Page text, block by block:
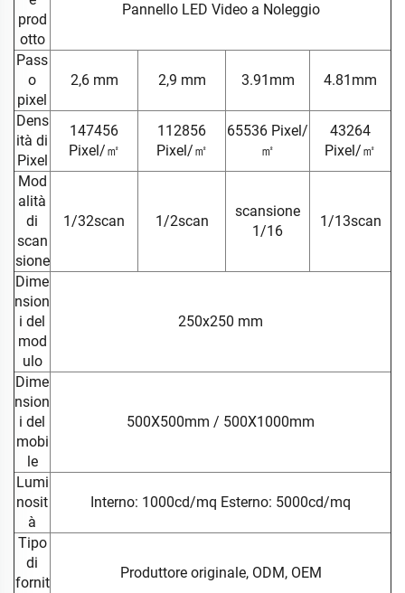
prod
otto
Pannello LED Video a Noleggio
Pass
o
pixel
2,6 mm 2,9 mm 3.91mm 4.81mm
Dens
ità di
Pixel
147456
Pixel/㎡
112856
Pixel/㎡
65536 Pixel/
㎡
43264
Pixel/㎡
Mod
alità
di
scan
sione
1/32scan 1/2scan
scansione
1/16
1/13scan
Dime
nsion
i del
mod
ulo
250x250 mm
Dime
nsion
i del
mobi
le
500X500mm / 500X1000mm
Lumi
nosit
à
Interno: 1000cd/mq Esterno: 5000cd/mq
Tipo
di
fornit
Produttore originale, ODM, OEM